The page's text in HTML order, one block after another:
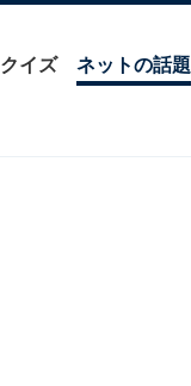
クイズ ネットの話題